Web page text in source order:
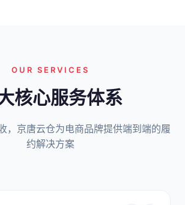
OUR SERVICES
核心服务体系
，京唐云仓为电商品牌提供端到端的履
约解决方案